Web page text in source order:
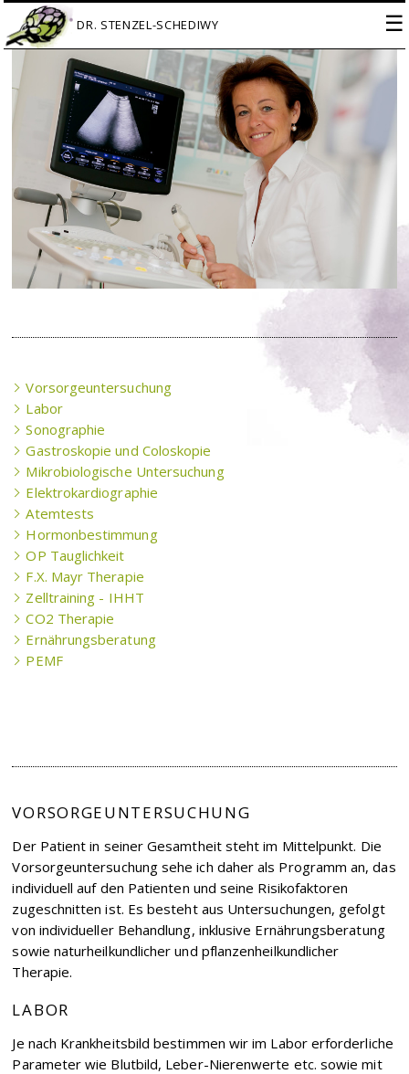
☰
Vorsorgeuntersuchung
Labor
Sonographie
Gastroskopie und Coloskopie
Mikrobiologische Untersuchung
Elektrokardiographie
Atemtests
Hormonbestimmung
OP Tauglichkeit
F.X. Mayr Therapie
Zelltraining - IHHT
CO2 Therapie
Ernährungsberatung
PEMF
VORSORGEUNTERSUCHUNG
Der Patient in seiner Gesamtheit steht im Mittelpunkt. Die
Vorsorgeuntersuchung sehe ich daher als Programm an, das
individuell auf den Patienten und seine Risikofaktoren
zugeschnitten ist. Es besteht aus Untersuchungen, gefolgt
von individueller Behandlung, inklusive Ernährungsberatung
sowie naturheilkundlicher und pflanzenheilkundlicher
Therapie.
LABOR
Je nach Krankheitsbild bestimmen wir im Labor erforderliche
Parameter wie Blutbild, Leber-Nierenwerte etc. sowie mit